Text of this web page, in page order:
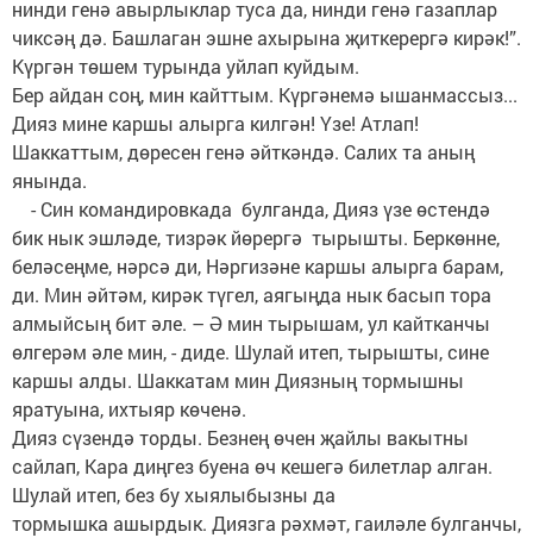
нинди генә авырлыклар туса да, нинди генә газаплар
чиксәң дә. Башлаган эшне ахырына җиткерергә кирәк!”.
Күргән төшем турында уйлап куйдым.
Бер айдан соң, мин кайттым. Күргәнемә ышанмассыз...
Дияз мине каршы алырга килгән! Үзе! Атлап!
Шаккаттым, дөресен генә әйткәндә. Салих та аның
янында.
- Син командировкада булганда, Дияз үзе өстендә
бик нык эшләде, тизрәк йөрергә тырышты. Беркөнне,
беләсеңме, нәрсә ди, Нәргизәне каршы алырга барам,
ди. Мин әйтәм, кирәк түгел, аягыңда нык басып тора
алмыйсың бит әле. – Ә мин тырышам, ул кайтканчы
өлгерәм әле мин, - диде. Шулай итеп, тырышты, сине
каршы алды. Шаккатам мин Диязның тормышны
яратуына, ихтыяр көченә.
Дияз сүзендә торды. Безнең өчен җайлы вакытны
сайлап, Кара диңгез буена өч кешегә билетлар алган.
Шулай итеп, без бу хыялыбызны да
тормышка ашырдык. Диязга рәхмәт, гаиләле булганчы,